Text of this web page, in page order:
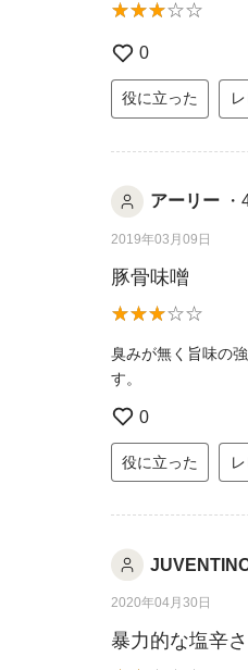
0
役に立った
アーリー
2019年03月09日
豚骨味噌
臭みが無く旨味の
す。
0
役に立った
2020年04月30日
暴力的な塩辛